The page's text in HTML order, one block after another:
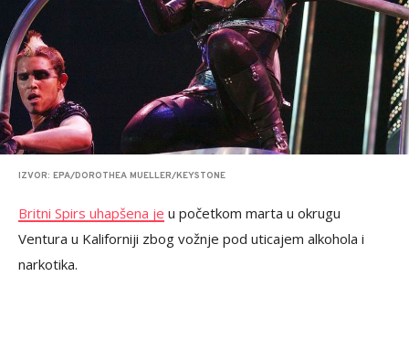
IZVOR: EPA/DOROTHEA MUELLER/KEYSTONE
Britni Spirs uhapšena je u početkom marta u okrugu
Ventura u Kaliforniji zbog vožnje pod uticajem alkohola i
narkotika.